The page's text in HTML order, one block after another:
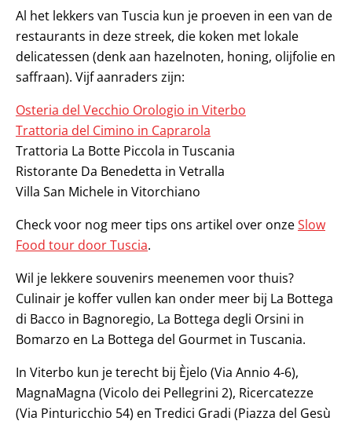
Al het lekkers van Tuscia kun je proeven in een van de
restaurants in deze streek, die koken met lokale
delicatessen (denk aan hazelnoten, honing, olijfolie en
saffraan). Vijf aanraders zijn:
Osteria del Vecchio Orologio in Viterbo
Trattoria del Cimino in Caprarola
Trattoria La Botte Piccola in Tuscania
Ristorante Da Benedetta in Vetralla
Villa San Michele in Vitorchiano
Check voor nog meer tips ons artikel over onzeSlow
Food tour door Tuscia.
Wil je lekkere souvenirs meenemen voor thuis?
Culinair je koffer vullen kan onder meer bij La Bottega
di Bacco in Bagnoregio, La Bottega degli Orsini in
Bomarzo en La Bottega del Gourmet in Tuscania.
In Viterbo kun je terecht bij Èjelo (Via Annio 4-6),
MagnaMagna (Vicolo dei Pellegrini 2), Ricercatezze
(Via Pinturicchio 54) en Tredici Gradi (Piazza del Gesù